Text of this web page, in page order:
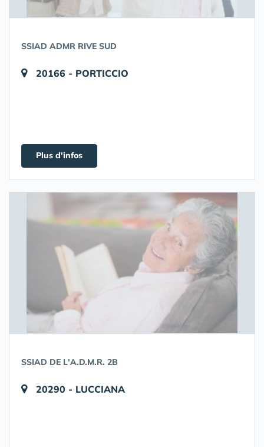
SSIAD ADMR RIVE SUD
20166 - PORTICCIO
Plus d'infos
SSIAD DE L'A.D.M.R. 2B
20290 - LUCCIANA